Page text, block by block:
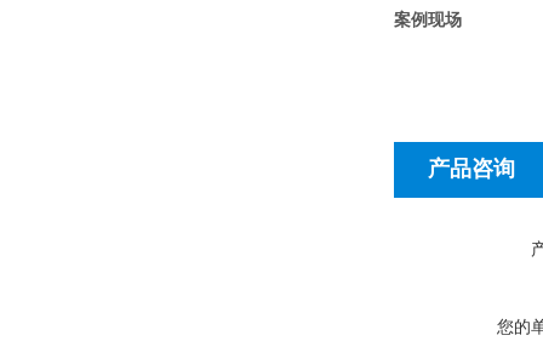
案例现场
产品咨询
您的